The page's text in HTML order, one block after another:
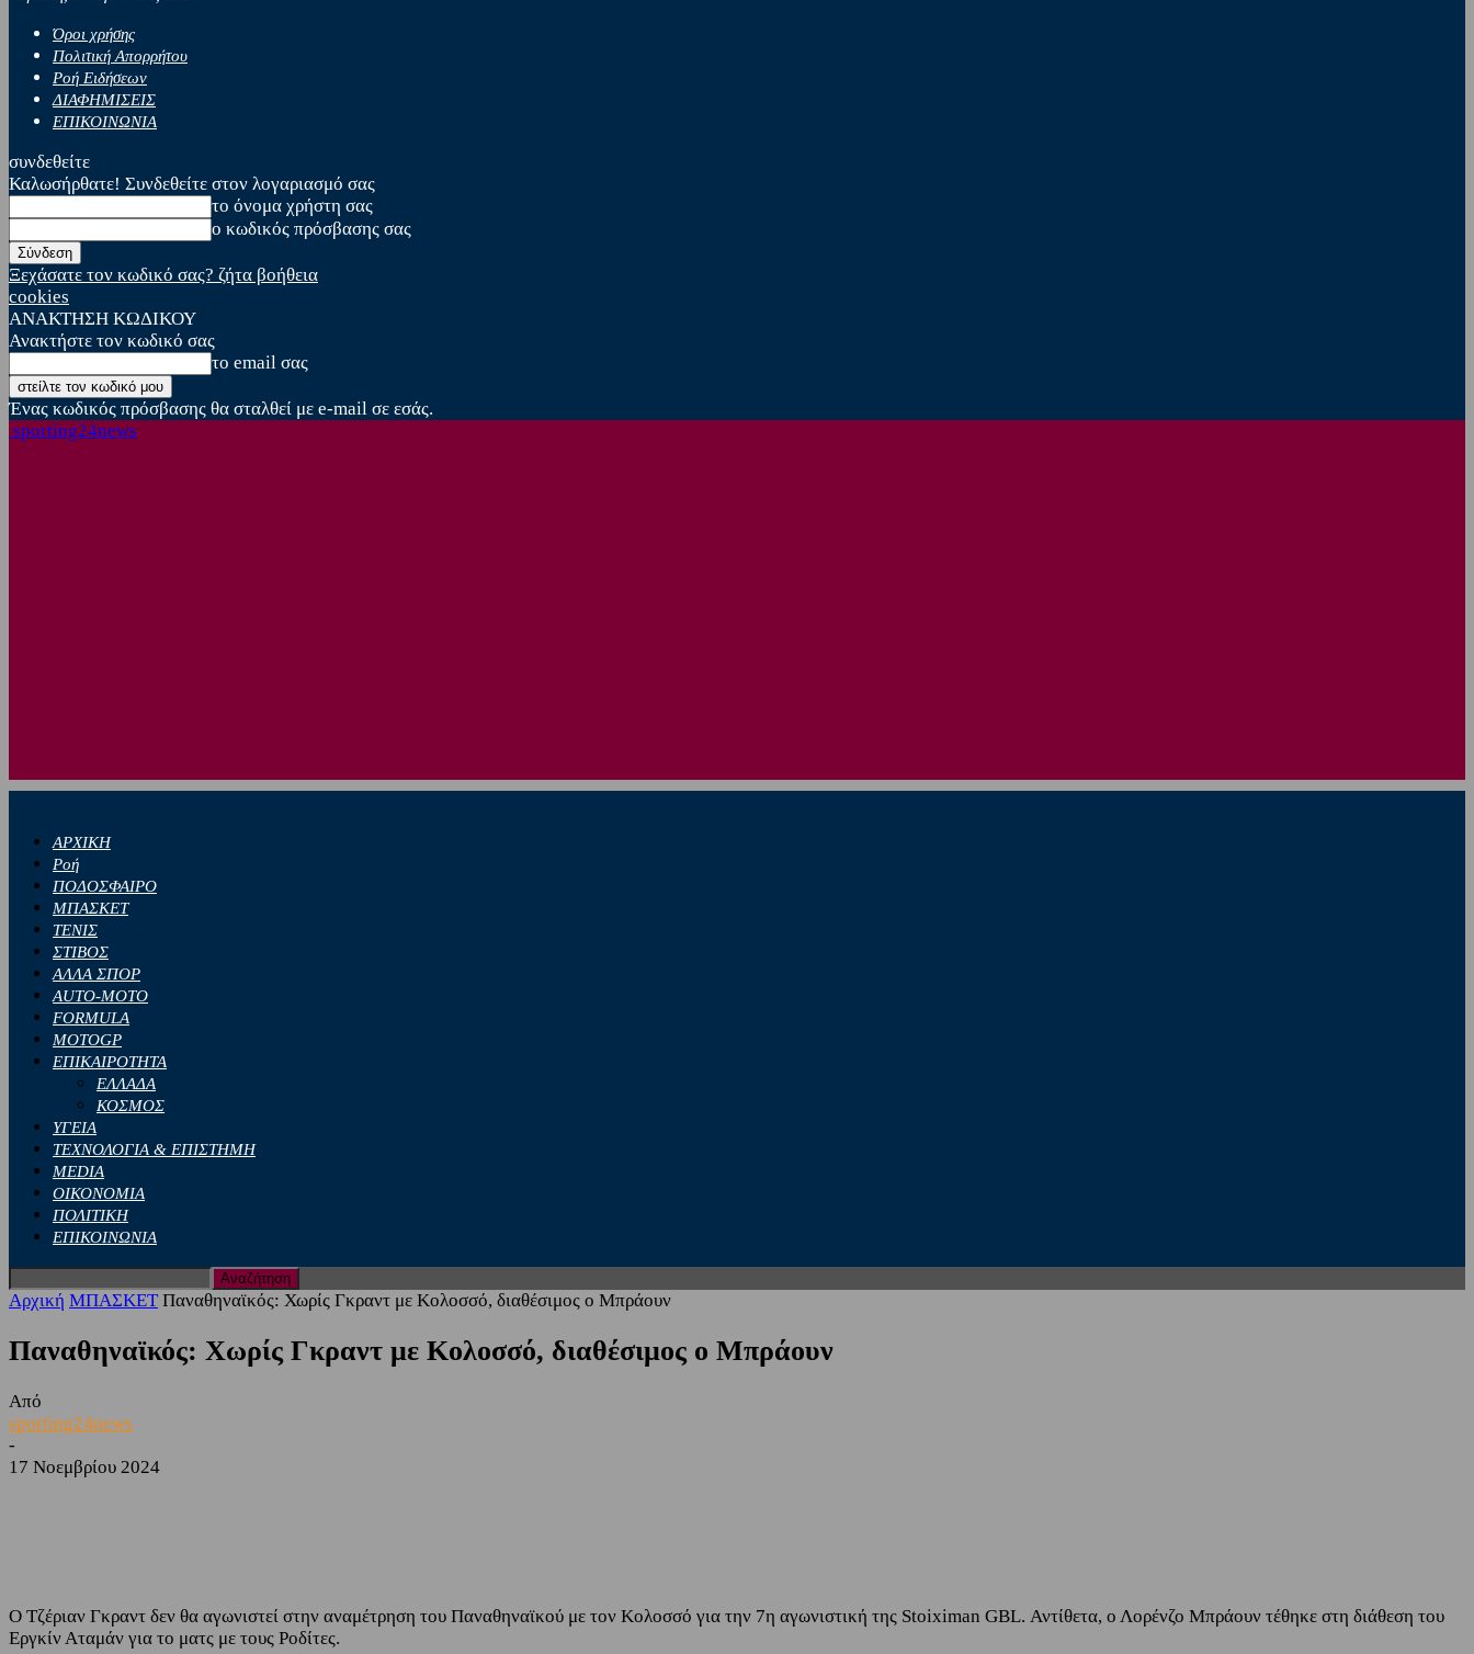
Όροι χρήσης
Πολιτική Απορρήτου
Ροή Ειδήσεων
ΔΙΑΦΗΜΙΣΕΙΣ
ΕΠΙΚΟΙΝΩΝΙΑ
συνδεθείτε
Καλωσήρθατε! Συνδεθείτε στον λογαριασμό σας
το όνομα χρήστη σας
ο κωδικός πρόσβασης σας
Ξεχάσατε τον κωδικό σας? ζήτα βοήθεια
cookies
ΑΝΑΚΤΗΣΗ ΚΩΔΙΚΟΥ
Ανακτήστε τον κωδικό σας
το email σας
Ένας κωδικός πρόσβασης θα σταλθεί με e-mail σε εσάς.
sporting24news
ΑΡΧΙΚΗ
Ροή
ΠΟΔΟΣΦΑΙΡΟ
ΜΠΑΣΚΕΤ
ΤΕΝΙΣ
ΣΤΙΒΟΣ
ΑΛΛΑ ΣΠΟΡ
AUTO-MOTO
FORMULA
MOTOGP
ΕΠΙΚΑΙΡΟΤΗΤΑ
ΕΛΛΑΔΑ
ΚΟΣΜΟΣ
ΥΓΕΙΑ
ΤΕΧΝΟΛΟΓΙΑ & ΕΠΙΣΤΗΜΗ
MEDIA
ΟΙΚΟΝΟΜΙΑ
ΠΟΛΙΤΙΚΗ
ΕΠΙΚΟΙΝΩΝΙΑ
Αρχική ΜΠΑΣΚΕΤ Παναθηναϊκός: Χωρίς Γκραντ με Κολοσσό, διαθέσιμος ο Μπράουν
Παναθηναϊκός: Χωρίς Γκραντ με Κολοσσό, διαθέσιμος ο Μπράουν
Από
sporting24news
-
17 Νοεμβρίου 2024
Ο Τζέριαν Γκραντ δεν θα αγωνιστεί στην αναμέτρηση του Παναθηναϊκού με τον Κολοσσό για την 7η αγωνιστική της Stoiximan GBL. Αντίθετα, ο Λορένζο Μπράουν τέθηκε στη διάθεση του
Εργκίν Αταμάν για το ματς με τους Ροδίτες.